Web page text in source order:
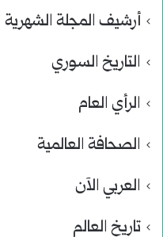
أرشيف المجلة الشهرية
التاريخ السوري
الرأي العام
الصحافة العالمية
العربي الآن
تاريخ العالم